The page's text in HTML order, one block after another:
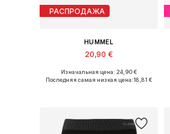
РАСПРОДАЖА
HUMMEL
20,90 €
Доступные размеры: S, M, L, XL
Изначальная цена: 24,90 €
Последняя самая низкая цена:18,81 €